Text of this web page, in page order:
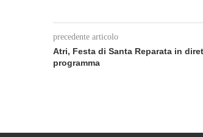
precedente articolo
Atri, Festa di Santa Reparata in
programma